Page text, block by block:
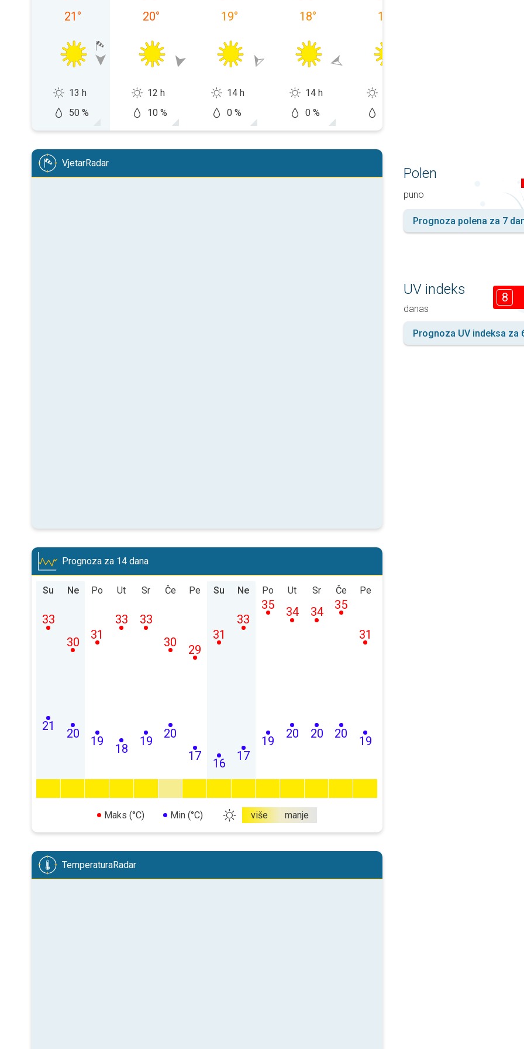
21 °
13 h
50 %
20°
12 h
10 %
19°
14 h
0 %
18°
14 h
0 %
19
VjetarRadar
Prognoza za 14 dana
Su
21
33
Ne
20
30
Po
19
31
Ut
18
33
Sr
19
33
Če
20
30
Pe
17
29
Su
16
31
Ne
17
33
Po
19
35
Ut
20
34
Sr
20
34
Če
20
35
Pe
19
31
Maks (°C) Min (°C) više manje
TemperaturaRadar
Polen
puno
Prognoza polena za 7
UV indeks
danas
8
Prognoza UV indeksa za